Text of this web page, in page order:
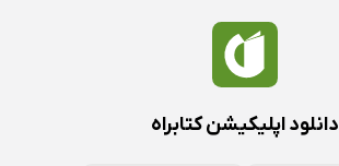
دانلود اپلیکیشن کتابراه